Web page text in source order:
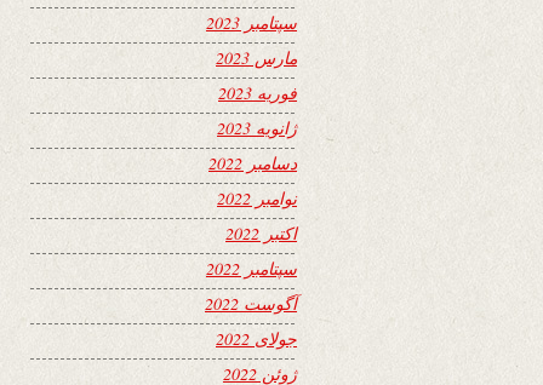
سپتامبر 2023
مارس 2023
فوریه 2023
ژانویه 2023
دسامبر 2022
نوامبر 2022
اکتبر 2022
سپتامبر 2022
آگوست 2022
جولای 2022
ژوئن 2022